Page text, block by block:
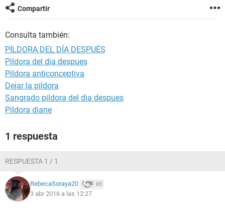
bajara con normalidad, en este caso que tengo que hacer,
tendré posibilidad de quedar embaraza?
abril del 2016
Compartir
Consulta también:
PÍLDORA DEL DÍA DESPUÉS
Pildora del dia despues
Pildora anticonceptiva
Dejar la pildora
Sangrado pildora del dia despues
Pildora diane
1 respuesta
RESPUESTA 1 / 1
RebecaSoraya20 65
3 abr 2016 a las 12:27